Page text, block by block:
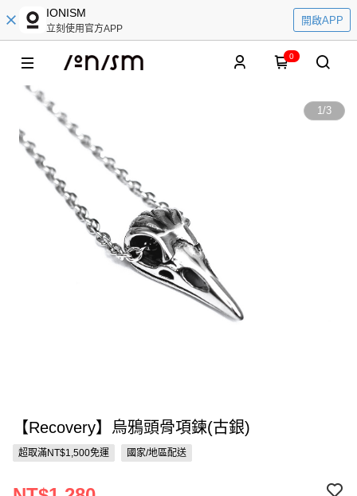
IONISM
立刻使用官方APP
開啟APP
0
1/3
【Recovery】烏鴉頭骨項鍊(古銀)
超取滿NT$1,500免運 國家/地區配送